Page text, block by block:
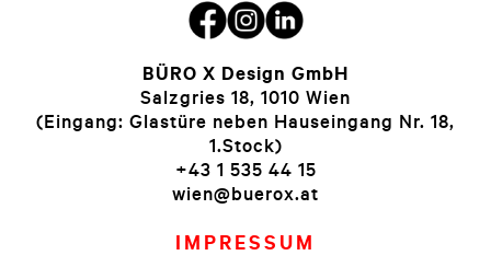
BÜRO X Design GmbH
Salzgries 18, 1010 Wien
(Eingang: Glastüre neben Hauseingang Nr. 18,
1.Stock)
+43 1 535 44 15
wien@buerox.at
IMPRESSUM